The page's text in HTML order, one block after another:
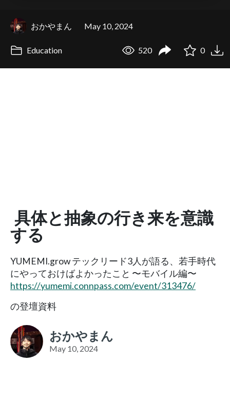
おかやまん May 10, 2024
Education 520 0
具体と抽象の行き来を意識
する
YUMEMI.grow テックリード3人が語る、若手時代
にやっておけばよかったこと 〜モバイル編〜
https://yumemi.connpass.com/event/313476/
の登壇資料
おかやまん
May 10, 2024